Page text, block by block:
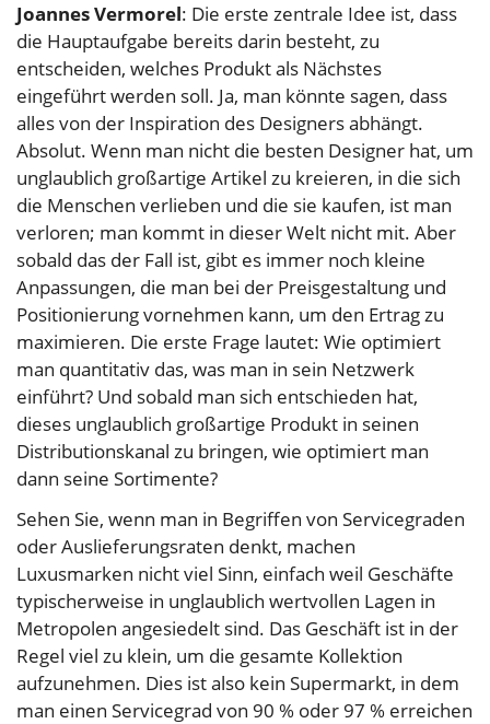
Joannes Vermorel: Die erste zentrale Idee ist, dass
die Hauptaufgabe bereits darin besteht, zu
entscheiden, welches Produkt als Nächstes
eingeführt werden soll. Ja, man könnte sagen, dass
alles von der Inspiration des Designers abhängt.
Absolut. Wenn man nicht die besten Designer hat, um
unglaublich großartige Artikel zu kreieren, in die sich
die Menschen verlieben und die sie kaufen, ist man
verloren; man kommt in dieser Welt nicht mit. Aber
sobald das der Fall ist, gibt es immer noch kleine
Anpassungen, die man bei der Preisgestaltung und
Positionierung vornehmen kann, um den Ertrag zu
maximieren. Die erste Frage lautet: Wie optimiert
man quantitativ das, was man in sein Netzwerk
einführt? Und sobald man sich entschieden hat,
dieses unglaublich großartige Produkt in seinen
Distributionskanal zu bringen, wie optimiert man
dann seine Sortimente?
Sehen Sie, wenn man in Begriffen von Servicegraden
oder Auslieferungsraten denkt, machen
Luxusmarken nicht viel Sinn, einfach weil Geschäfte
typischerweise in unglaublich wertvollen Lagen in
Metropolen angesiedelt sind. Das Geschäft ist in der
Regel viel zu klein, um die gesamte Kollektion
aufzunehmen. Dies ist also kein Supermarkt, in dem
man einen Servicegrad von 90 % oder 97 % erreichen